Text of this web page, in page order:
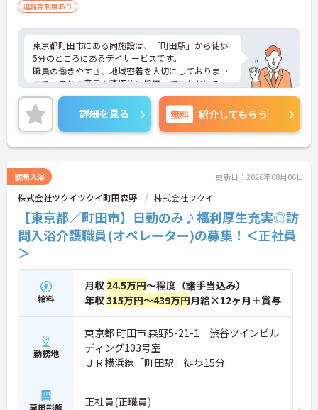
退職金制度あり
東京都町田市にある同施設は、「町田駅」から徒歩
5分のところにあるデイサービスです。
職員の働きやすさ、地域密着を大切にしております
ので、自分の意見を積極的に採用していただけるよ
うな施設です。福祉業界未経験の方も安心して働く
ことができます。
ご質問などございましたらお気軽のお問い合わせく
ださい。
詳細を見る 無料 紹介してもらう
訪問入浴 更新日：2026年08月06日
株式会社ツクイツクイ町田森野 株式会社ツクイ
【東京都／町田市】日勤のみ♪福利厚生充実◎訪
問入浴介護職員(オペレーター)の募集！＜正社員
＞
給料
月収 24.5万円～程度（諸手当込み）
年収315万円～439万円月給×12ヶ月＋賞与
勤務地
東京都 町田市 森野5-21-1 渋谷ツインビル
ディング103号室
ＪＲ横浜線「町田駅」徒歩15分
正社員(正職員)